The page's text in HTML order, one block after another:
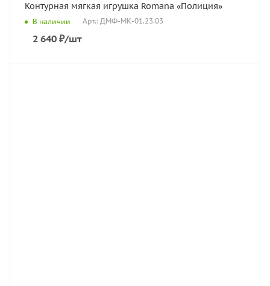
Контурная мягкая игрушка Romana «Полиция»
В наличии Арт.: ДМФ-МК-01.23.03
2 640 ₽/шт